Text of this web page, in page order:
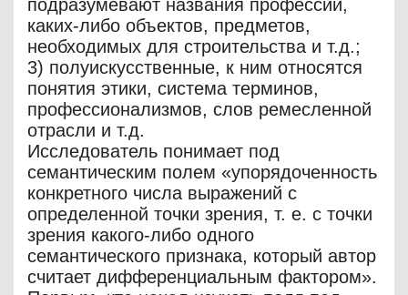
подразумевают названия профессий,
каких-либо объектов, предметов,
необходимых для строительства и т.д.;
3) полуискусственные, к ним относятся
понятия этики, система терминов,
профессионализмов, слов ремесленной
отрасли и т.д.
Исследователь понимает под
семантическим полем «упорядоченность
конкретного числа выражений с
определенной точки зрения, т. е. с точки
зрения какого-либо одного
семантического признака, который автор
считает дифференциальным фактором».